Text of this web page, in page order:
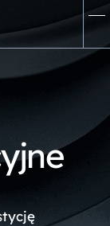
yjne